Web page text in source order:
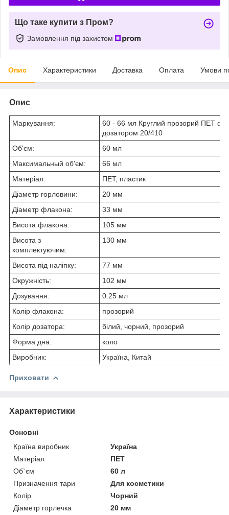
Що таке купити з Пром?
Замовлення під захистом
Опис Характеристики Доставка Оплата Умови
Опис
Маркування:
60 - 66 мл Круглий прозорий ПЕТ
дозатором 20/410
Об'єм:
60 мл
Максимальный об'єм:
66 мл
Матеріал:
ПЕТ, пластик
Діаметр горловини:
20 мм
Діаметр флакона:
33 мм
Висота флакона:
105 мм
Висота з
комплектуючим:
130 мм
Висота під наліпку:
77 мм
Окружність:
102 мм
Дозування:
0.25 мл
Колір флакона:
прозорий
Колір дозатора:
білий, чорний, прозорий
Форма дна:
коло
Виробник:
Україна, Китай
Приховати
Характеристики
Основні
Країна виробник
Україна
Матеріал
ПЕТ
Об`єм
60 л
Призначення тари
Для косметики
Колір
Чорний
Діаметр горлечка
20 мм